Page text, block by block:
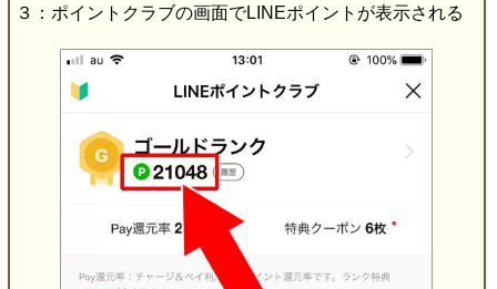
３：ポイントクラブの画面でLINEポイントが表示される